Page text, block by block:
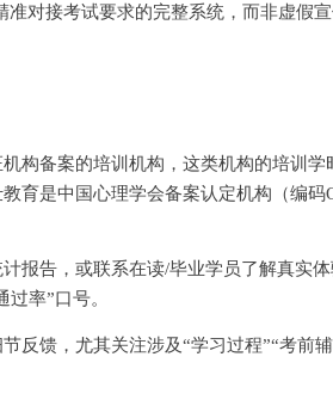
对接考试要求的完整系统，而非虚假
构备案的培训机构，这类机构的培训学
育是中国心理学会备案认定机构（编码
报告，或联系在读/毕业学员了解真实
率”口号。
反馈，尤其关注涉及“学习过程”“考前